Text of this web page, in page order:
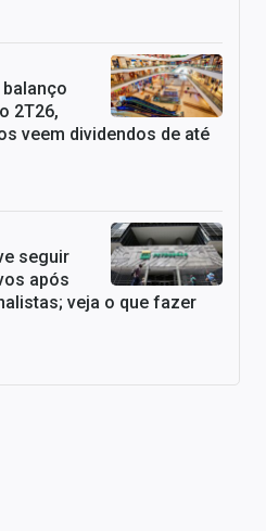
2T26,
veem dividendos de até
seguir
após
veja o que fazer